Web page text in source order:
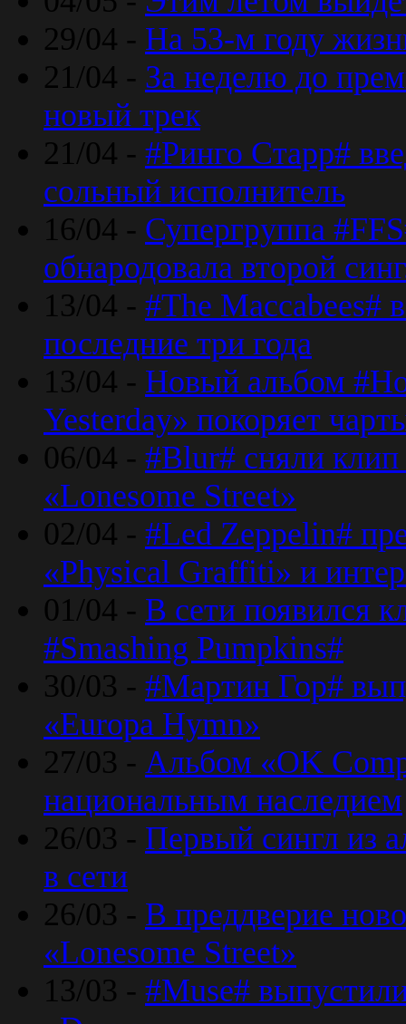
29/04 - На 53-м году
21/04 - За неделю до
новый трек
21/04 - #Ринго Старр#
сольный исполнитель
16/04 - Супергруппа
обнародовала второй
13/04 - #The Maccabees#
последние три года
13/04 - Новый альбом
Yesterday» покоряет
06/04 - #Blur# сняли клип
«Lonesome Street»
02/04 - #Led Zeppelin#
«Physical Graffiti» и
01/04 - В сети появился
#Smashing Pumpkins#
30/03 - #Мартин Гор#
«Europa Hymn»
27/03 - Альбом «OK
национальным наследием
26/03 - Первый сингл из
в сети
26/03 - В преддверие
«Lonesome Street»
13/03 - #Muse#